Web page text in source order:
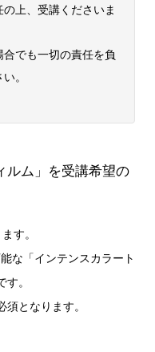
上、受講くださいま
でも一切の責任を負
。
ルム」を受講希望の
す。
な「インテンスカラート
。
となります。